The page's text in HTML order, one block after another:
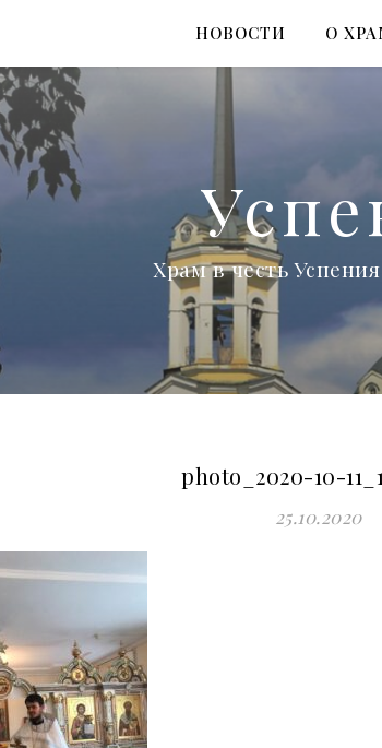
НОВОСТИ О
Храм в честь
photo_2020-10-
25.10.2020